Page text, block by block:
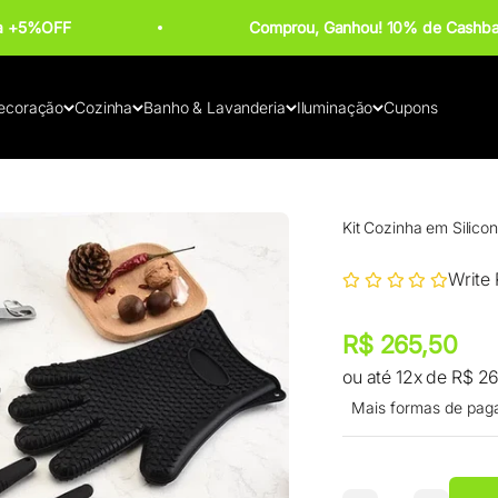
+5%OFF Comprou, Ganhou! 10% de
Cozinha Banho & Lavanderia Iluminação Cupons
Kit Cozinha em
Write
Preço promocional
Preço promocional
R$ 265,50
ou até 12x de R$
Mais formas de